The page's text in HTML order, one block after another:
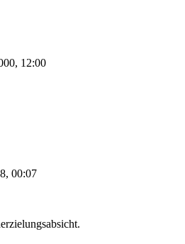
12:00
00:07